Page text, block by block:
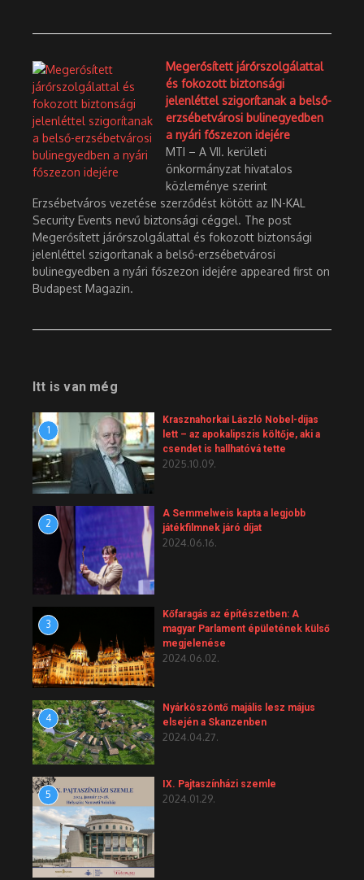
Megerősített járőrszolgálattal
és fokozott biztonsági
jelenléttel szigorítanak a belső-
erzsébetvárosi bulinegyedben
a nyári főszezon idejére
MTI – A VII. kerületi
önkormányzat hivatalos
közleménye szerint
Erzsébetváros vezetése szerződést kötött az IN-KAL
Security Events nevű biztonsági céggel. The post
Megerősített járőrszolgálattal és fokozott biztonsági
jelenléttel szigorítanak a belső-erzsébetvárosi
bulinegyedben a nyári főszezon idejére appeared first on
Budapest Magazin.
Itt is van még
1
Krasznahorkai László Nobel-díjas
lett – az apokalipszis költője, aki a
csendet is hallhatóvá tette
2025.10.09.
2
A Semmelweis kapta a legjobb
játékfilmnek járó díjat
2024.06.16.
3
Kőfaragás az építészetben: A
magyar Parlament épületének külső
megjelenése
2024.06.02.
4
Nyárköszöntő majális lesz május
elsején a Skanzenben
2024.04.27.
5
IX. Pajtaszínházi szemle
2024.01.29.